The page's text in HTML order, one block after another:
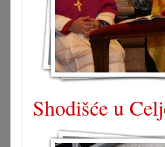
Shodišće u